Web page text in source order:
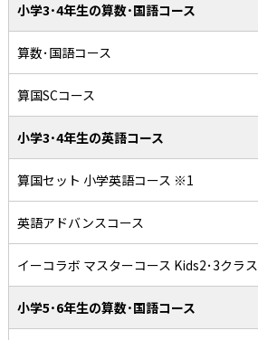
小学3･4年生の算数･国語コース
算数･国語コース
算国SCコース
小学3･4年生の英語コース
算国セット 小学英語コース ※1
英語アドバンスコース
イーコラボ マスターコース Kids2･3クラス
小学5･6年生の算数･国語コース